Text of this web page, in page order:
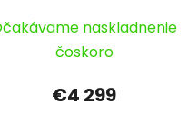
naskladnenie
čoskoro
€4 299